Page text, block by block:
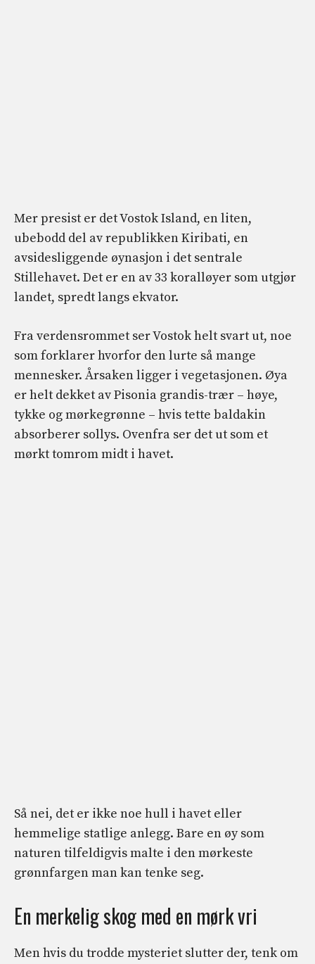
Mer presist er det Vostok Island, en liten,
ubebodd del av republikken Kiribati, en
avsidesliggende øynasjon i det sentrale
Stillehavet. Det er en av 33 koralløyer som utgjør
landet, spredt langs ekvator.
Fra verdensrommet ser Vostok helt svart ut, noe
som forklarer hvorfor den lurte så mange
mennesker. Årsaken ligger i vegetasjonen. Øya
er helt dekket av Pisonia grandis-trær – høye,
tykke og mørkegrønne – hvis tette baldakin
absorberer sollys. Ovenfra ser det ut som et
mørkt tomrom midt i havet.
Så nei, det er ikke noe hull i havet eller
hemmelige statlige anlegg. Bare en øy som
naturen tilfeldigvis malte i den mørkeste
grønnfargen man kan tenke seg.
En merkelig skog med en mørk vri
Men hvis du trodde mysteriet slutter der, tenk om